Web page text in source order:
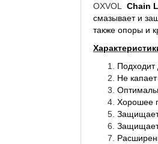
OXVOL Chain
смазывает и
также опоры и
Подходит
Не
Хорошее
Защищает